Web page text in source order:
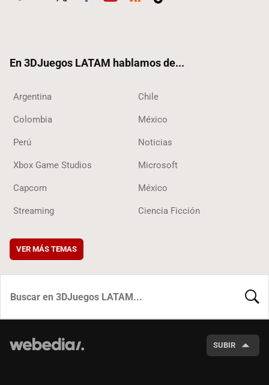
En 3DJuegos LATAM hablamos de...
Argentina Chile
Colombia México
Perú Noticias
Xbox Game Studios Microsoft
Capcom México
Streaming Ciencia Ficción
VER MÁS TEMAS
SUBIR